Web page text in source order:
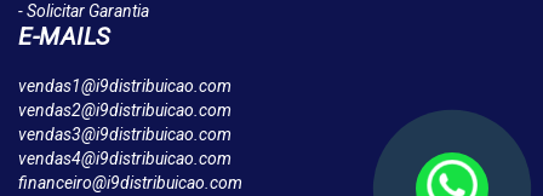
- Solicitar Garantia
E-MAILS
vendas1@i9distribuicao.com
vendas2@i9distribuicao.com
vendas3@i9distribuicao.com
vendas4@i9distribuicao.com
financeiro@i9distribuicao.com